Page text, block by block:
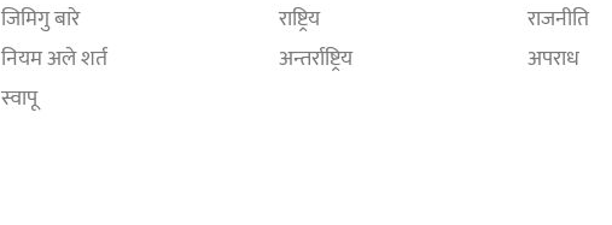
जिमिगु बारे
नियम अले शर्त
स्वापू
राष्ट्रिय
अन्तर्राष्ट्रिय
राजनीति
अपराध